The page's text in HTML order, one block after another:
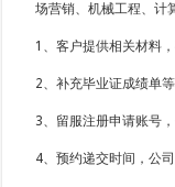
场营销、机械工程、计
1、客户提供相关材料
2、补充毕业证成绩单
3、留服注册申请账号，
4、预约递交时间，公